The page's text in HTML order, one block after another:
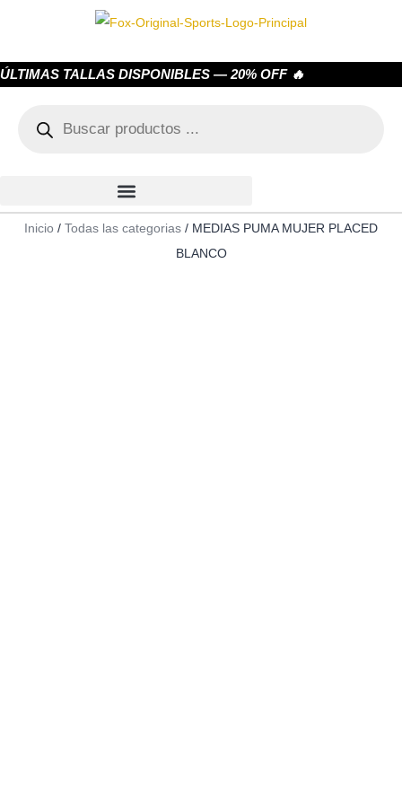
ÚLTIMAS TALLAS DISPONIBLES — 20% OFF 🔥
Inicio / Todas las categorias / MEDIAS PUMA MUJER PLACED
BLANCO